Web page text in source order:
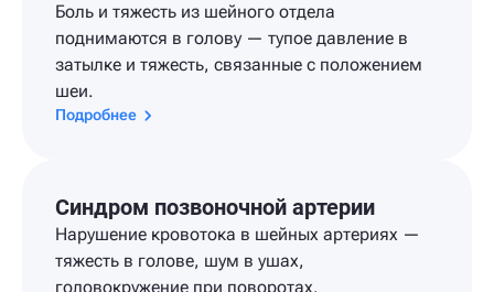
Боль и тяжесть из шейного отдела
поднимаются в голову — тупое давление в
затылке и тяжесть, связанные с положением
шеи.
Подробнее
Синдром позвоночной артерии
Нарушение кровотока в шейных артериях —
тяжесть в голове, шум в ушах,
головокружение при поворотах.